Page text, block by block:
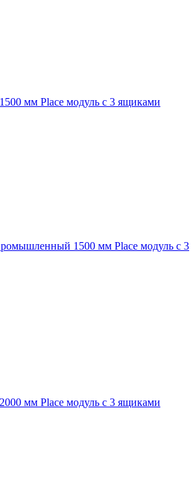
мм Place модуль с 3 ящиками
1500 мм Place модуль с 3
мм Place модуль с 3 ящиками